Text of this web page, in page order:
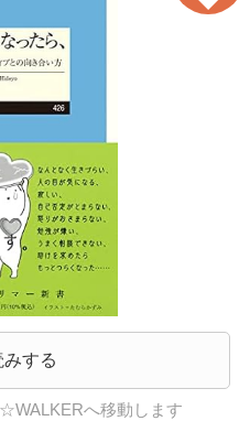
する
へ移動します